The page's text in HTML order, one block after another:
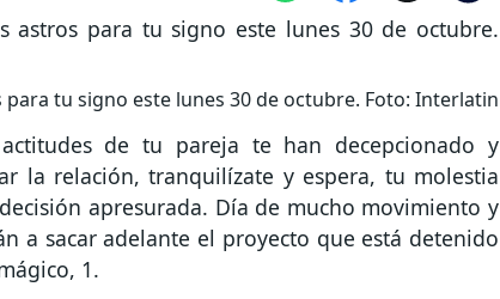
tu signo este lunes 30 de octubre. Foto: Interlatin
de tu pareja te han decepcionado y
la relación, tranquilízate y espera, tu molestia
apresurada. Día de mucho movimiento y
a sacar adelante el proyecto que está detenido
1.